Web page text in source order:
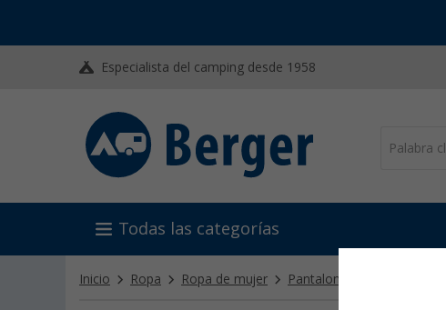
Especialista del camping desde 1958
Todas las categorías
Inicio Ropa Ropa de mujer Pantalones, faldas y